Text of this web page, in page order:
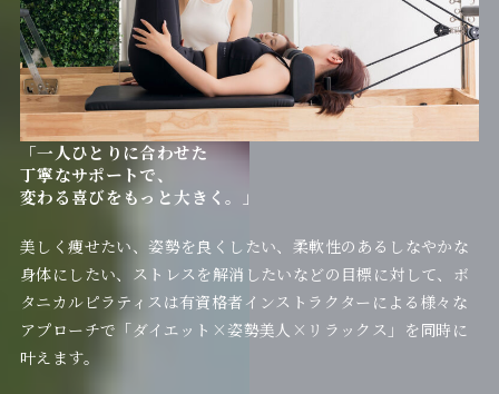
「一人ひとりに合わせた
丁寧なサポートで、
変わる喜びをもっと大きく。」
美しく痩せたい、姿勢を良くしたい、柔軟性のあるしなやかな
身体にしたい、ストレスを解消したいなどの目標に対して、ボ
タニカルピラティスは有資格者インストラクターによる様々な
アプローチで「ダイエット×姿勢美人×リラックス」を同時に
叶えます。